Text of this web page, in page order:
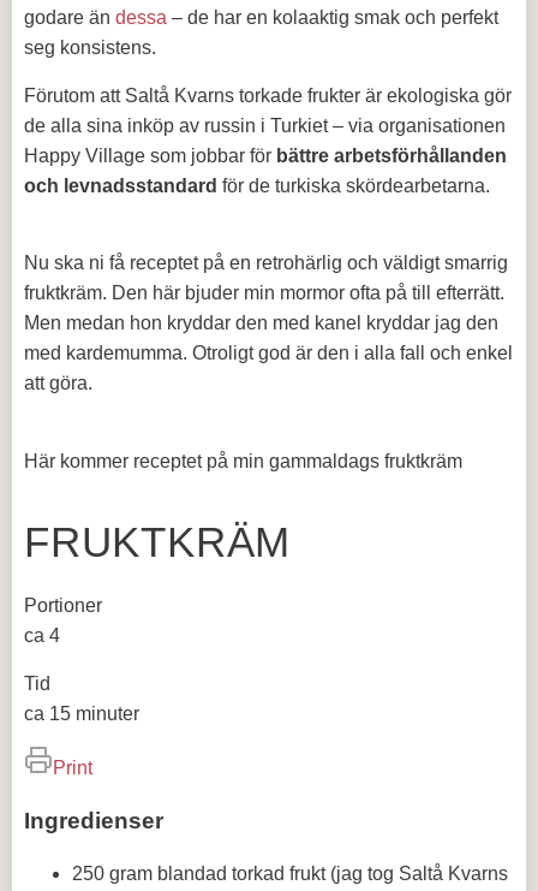
godare än dessa – de har en kolaaktig smak och perfekt
seg konsistens.
Förutom att Saltå Kvarns torkade frukter är ekologiska gör
de alla sina inköp av russin i Turkiet – via organisationen
Happy Village som jobbar för bättre arbetsförhållanden
och levnadsstandard för de turkiska skördearbetarna.
Nu ska ni få receptet på en retrohärlig och väldigt smarrig
fruktkräm. Den här bjuder min mormor ofta på till efterrätt.
Men medan hon kryddar den med kanel kryddar jag den
med kardemumma. Otroligt god är den i alla fall och enkel
att göra.
Här kommer receptet på min gammaldags fruktkräm
FRUKTKRÄM
Portioner
ca 4
Tid
ca 15 minuter
Print
Ingredienser
250 gram blandad torkad frukt (jag tog Saltå Kvarns